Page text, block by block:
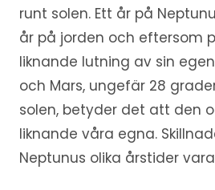
runt solen. Ett år på
år på jorden och eftersom
liknande lutning av sin
och Mars, ungefär 28
solen, betyder det att den
liknande våra egna.
Neptunus olika årstider